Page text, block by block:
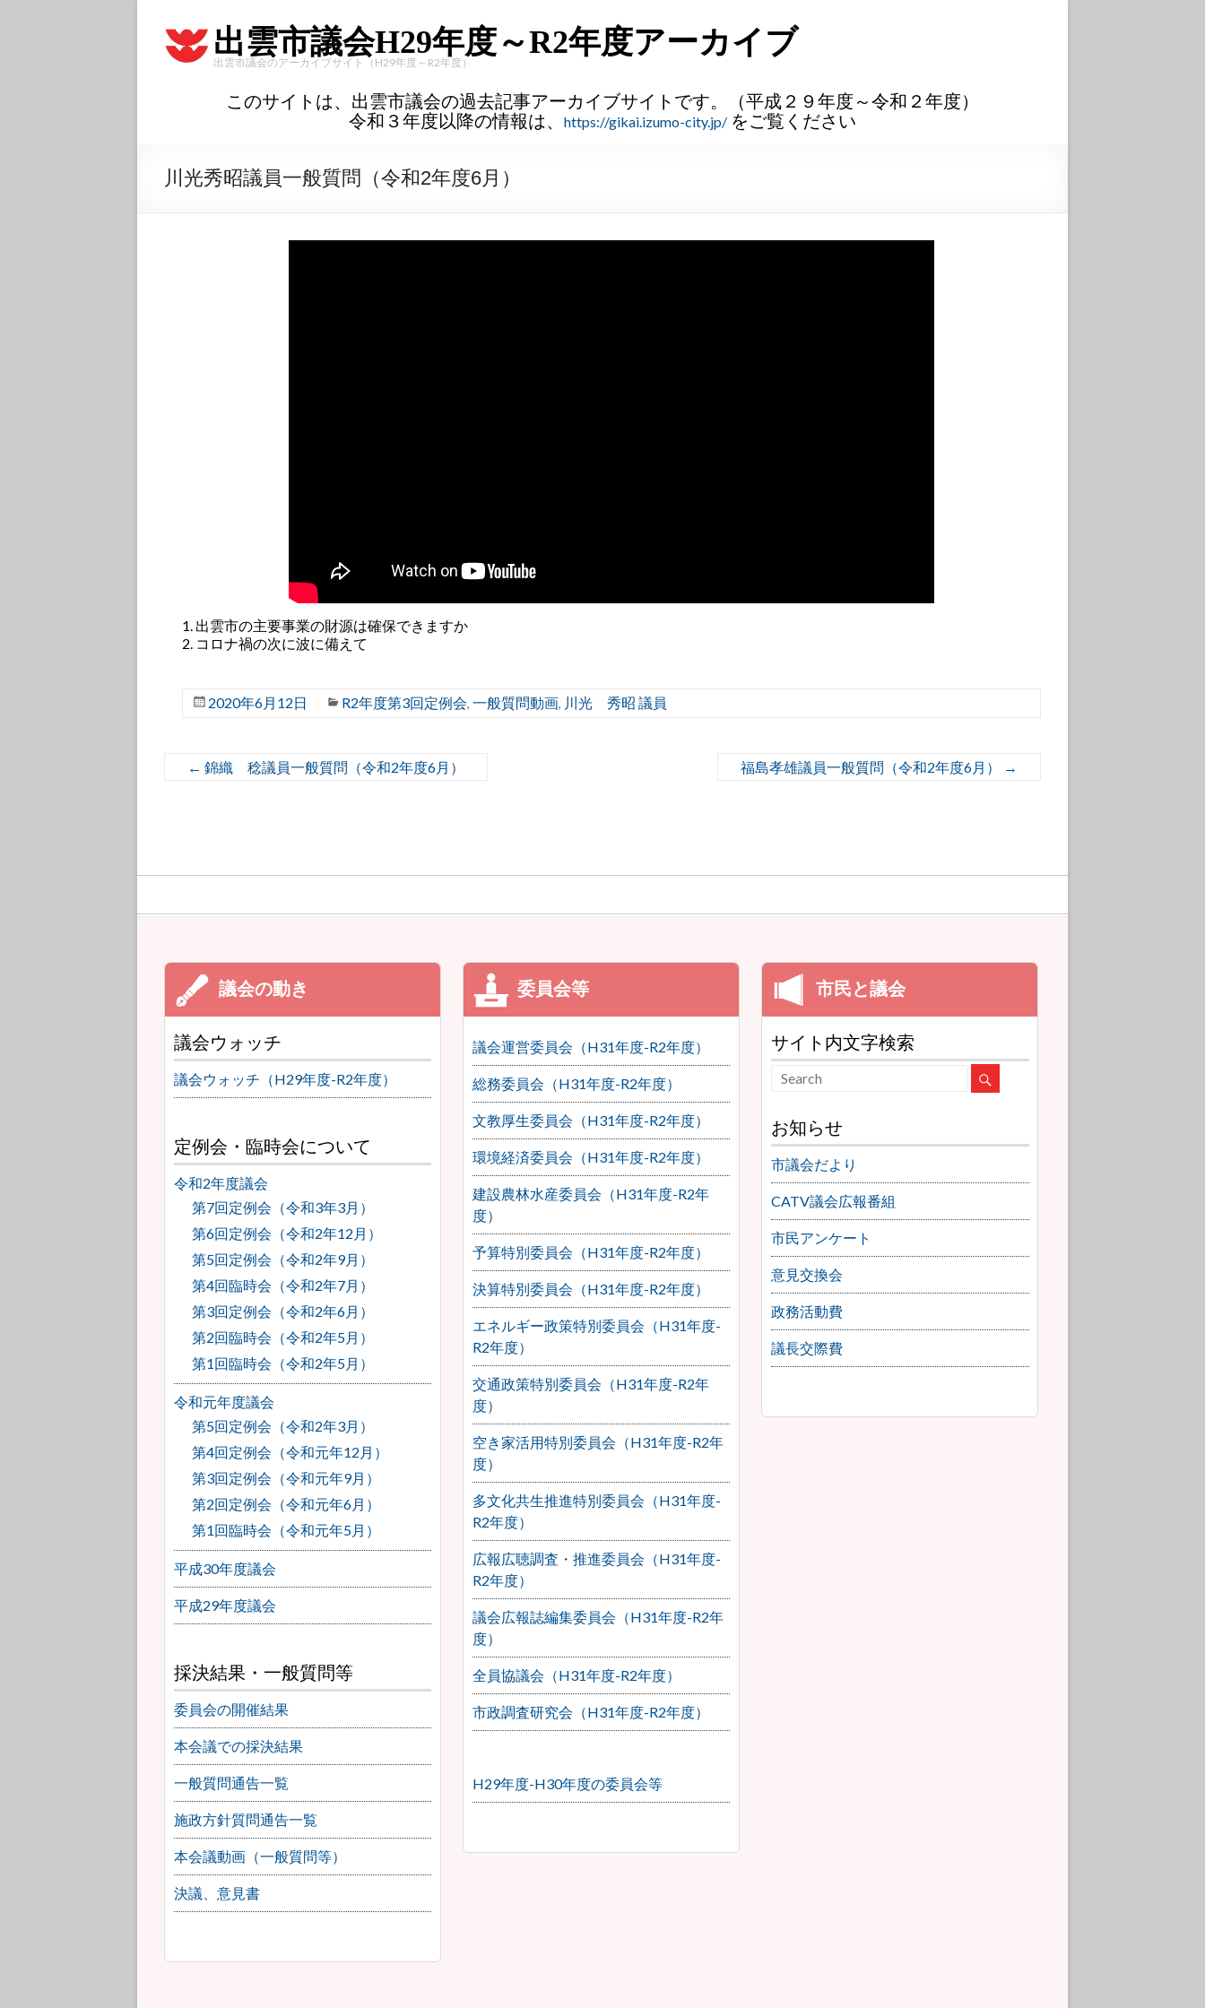
出雲市議会H29年度～R2年度アーカイブ
出雲市議会のアーカイブサイト（H29年度～R2年度）
このサイトは、出雲市議会の過去記事アーカイブサイトです。（平成２９年度～令和２年度）
令和３年度以降の情報は、
https://gikai.izumo-city.jp/ をご覧ください
川光秀昭議員一般質問（令和2年度6月）
出雲市の主要事業の財源は確保できますか
コロナ禍の次に波に備えて
2020年6月12日 R2年度第3回定例会, 一般質問動画, 川光 秀昭 議員
← 錦織 稔議員一般質問（令和2年度6月） 福島孝雄議員一般質問（令和2年度6月） →
議会ウォッチ
議会ウォッチ（H29年度-R2年度）
定例会・臨時会について
令和2年度議会
第7回定例会（令和3年3月）
第6回定例会（令和2年12月）
第5回定例会（令和2年9月）
第4回臨時会（令和2年7月）
第3回定例会（令和2年6月）
第2回臨時会（令和2年5月）
第1回臨時会（令和2年5月）
令和元年度議会
第5回定例会（令和2年3月）
第4回定例会（令和元年12月）
第3回定例会（令和元年9月）
第2回定例会（令和元年6月）
第1回臨時会（令和元年5月）
平成30年度議会
平成29年度議会
採決結果・一般質問等
委員会の開催結果
本会議での採決結果
一般質問通告一覧
施政方針質問通告一覧
本会議動画（一般質問等）
決議、意見書
議会運営委員会（H31年度-R2年度）
総務委員会（H31年度-R2年度）
文教厚生委員会（H31年度-R2年度）
環境経済委員会（H31年度-R2年度）
建設農林水産委員会（H31年度-R2年
度）
予算特別委員会（H31年度-R2年度）
決算特別委員会（H31年度-R2年度）
エネルギー政策特別委員会（H31年度-
R2年度）
交通政策特別委員会（H31年度-R2年
度）
空き家活用特別委員会（H31年度-R2年
度）
多文化共生推進特別委員会（H31年度-
R2年度）
広報広聴調査・推進委員会（H31年度-
R2年度）
議会広報誌編集委員会（H31年度-R2年
度）
全員協議会（H31年度-R2年度）
市政調査研究会（H31年度-R2年度）
H29年度-H30年度の委員会等
サイト内文字検索
お知らせ
市議会だより
CATV議会広報番組
市民アンケート
意見交換会
政務活動費
議長交際費